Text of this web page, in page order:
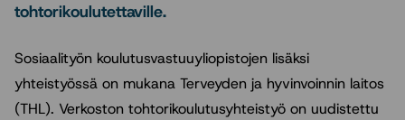
tohtorikoulutettaville.
Sosiaalityön koulutusvastuuyliopistojen lisäksi
yhteistyössä on mukana Terveyden ja hyvinvoinnin laitos
(THL). Verkoston tohtorikoulutusyhteistyö on uudistettu